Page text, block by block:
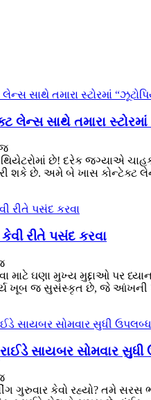
લેન્સ સાથે તમારા
થિયેટરોમાં છે! દરેક જગ્યાએ
શકે છે. અમે બે ખાસ કોન્ટેક્ટ
રીતે પસંદ કરવા
માટે ઘણા મુખ્ય મુદ્દાઓ પર
ખૂબ જ સુસંસ્કૃત છે, જે આંખની
સાયબર સોમવાર
ગુરુવાર કેવો રહ્યો? તમે